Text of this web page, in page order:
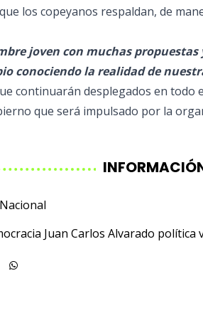
los copeyanos respaldan, de
joven con muchas
conociendo la realidad de
continuarán desplegados en
que será impulsado por la
Nacional
Juan Carlos Alvarado política